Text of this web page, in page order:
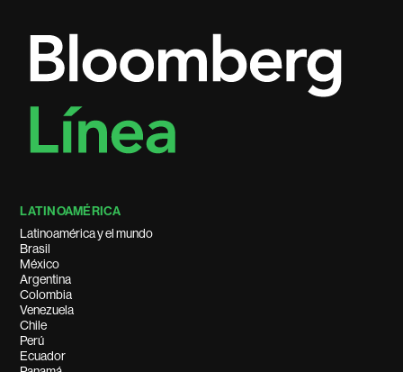
LATINOAMÉRICA
Latinoamérica y el mundo
Brasil
México
Argentina
Colombia
Venezuela
Chile
Perú
Ecuador